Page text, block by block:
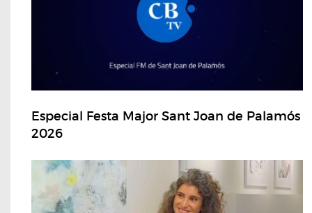
Especial Festa Major Sant Joan de Palamós
2026